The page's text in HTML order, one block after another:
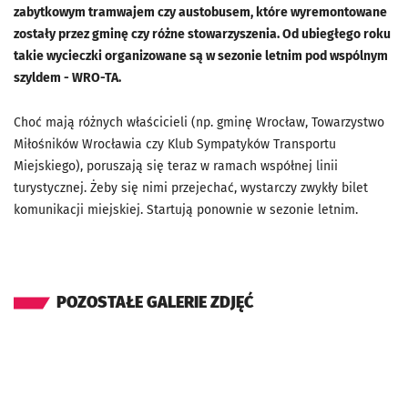
zabytkowym tramwajem czy austobusem, które wyremontowane
zostały przez gminę czy różne stowarzyszenia. Od ubiegłego roku
takie wycieczki organizowane są w sezonie letnim pod wspólnym
szyldem - WRO-TA.
Choć mają różnych właścicieli (np. gminę Wrocław, Towarzystwo
Miłośników Wrocławia czy Klub Sympatyków Transportu
Miejskiego), poruszają się teraz w ramach współnej linii
turystycznej. Żeby się nimi przejechać, wystarczy zwykły bilet
komunikacji miejskiej. Startują ponownie w sezonie letnim.
POZOSTAŁE GALERIE ZDJĘĆ